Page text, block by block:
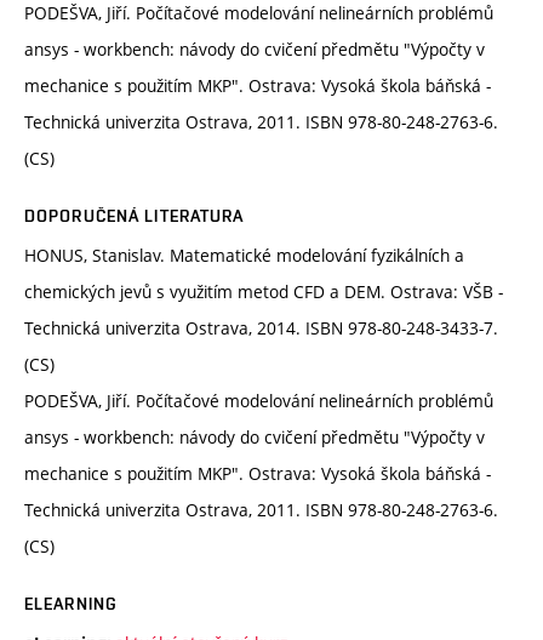
PODEŠVA, Jiří. Počítačové modelování nelineárních problémů
ansys - workbench: návody do cvičení předmětu "Výpočty v
mechanice s použitím MKP". Ostrava: Vysoká škola báňská -
Technická univerzita Ostrava, 2011. ISBN 978-80-248-2763-6.
(CS)
DOPORUČENÁ LITERATURA
HONUS, Stanislav. Matematické modelování fyzikálních a
chemických jevů s využitím metod CFD a DEM. Ostrava: VŠB -
Technická univerzita Ostrava, 2014. ISBN 978-80-248-3433-7.
(CS)
PODEŠVA, Jiří. Počítačové modelování nelineárních problémů
ansys - workbench: návody do cvičení předmětu "Výpočty v
mechanice s použitím MKP". Ostrava: Vysoká škola báňská -
Technická univerzita Ostrava, 2011. ISBN 978-80-248-2763-6.
(CS)
ELEARNING